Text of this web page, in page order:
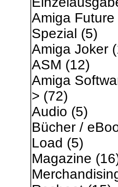
Amiga Future
Spezial (5)
Amiga Joker
ASM (12)
Amiga
> (72)
Audio (5)
Bücher /
Load (5)
Magazine